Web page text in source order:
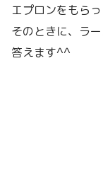
エプロンをもらっ
そのときに、ラ
答えます^^